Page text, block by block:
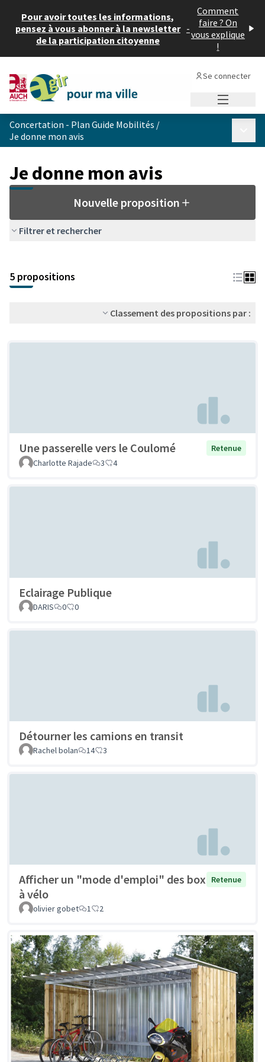
Pour avoir toutes les informations,
pensez à vous abonner à la newsletter
de la participation citoyenne
-
Comment
faire ? On
vous explique
!
Se connecter
Concertation - Plan Guide Mobilités /
Je donne mon avis
Je donne mon avis
Nouvelle proposition
Filtrer et rechercher
+
−
5 propositions
Classement des propositions par :
Une passerelle vers le Coulomé
Retenue
Charlotte Rajade
3 4
Eclairage Publique
DARIS 0 0
Détourner les camions en transit
Rachel bolan 14 3
Afficher un "mode d'emploi" des box
à vélo
Retenue
olivier gobet 1 2